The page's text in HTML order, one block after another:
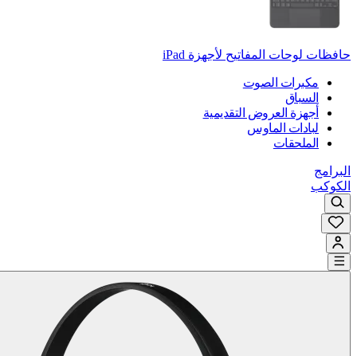
حافظات لوحات المفاتيح لأجهزة ‏iPad
مكبرات الصوت
السباق
أجهزة العروض التقديمية
لبادات الماوس
الملحقات
البرامج
الكوكب